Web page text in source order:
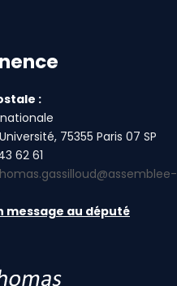
:
75355 Paris 07 SP
62 61
message au député